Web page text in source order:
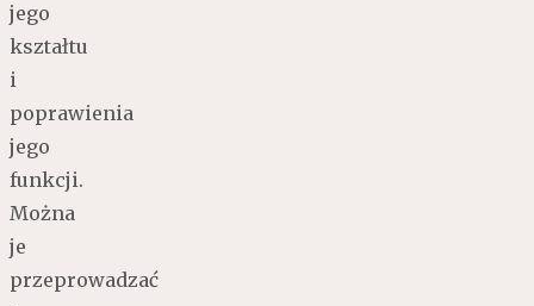
jego
kształtu
i
poprawienia
jego
funkcji.
Można
je
przeprowadzać